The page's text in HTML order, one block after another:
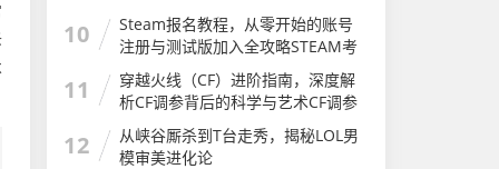
10
Steam报名教程，从零开始的账号
注册与测试版加入全攻略STEAM考
试
11
穿越火线（CF）进阶指南，深度解
析CF调参背后的科学与艺术CF调参
软件
12
从峡谷厮杀到T台走秀，揭秘LOL男
模审美进化论